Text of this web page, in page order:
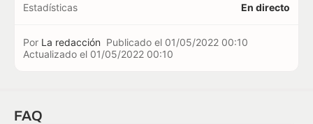
Estadísticas En directo
Por La redacción Publicado el 01/05/2022 00:10
Actualizado el 01/05/2022 00:10
FAQ